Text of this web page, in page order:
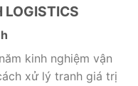
kinh nghiệm vận
xử lý tranh giá trị